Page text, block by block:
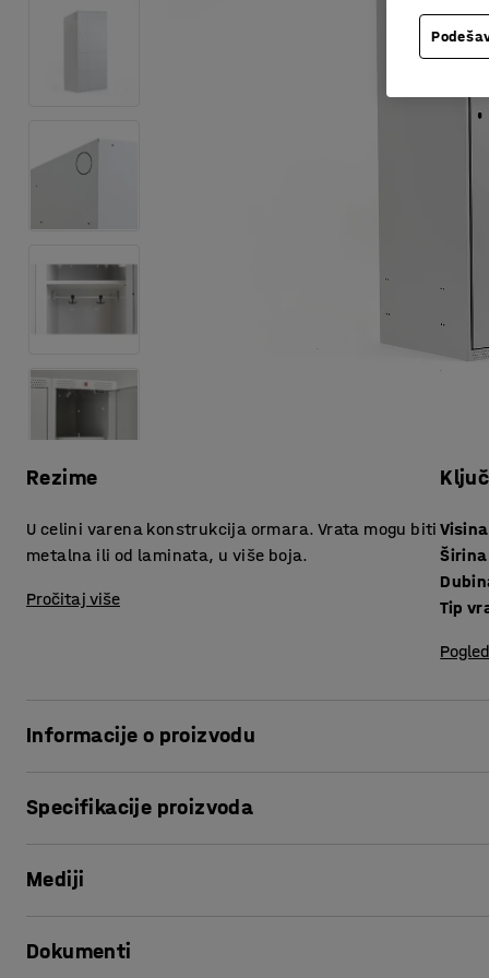
Rezime
U celini varena konstrukcija ormara. Vrata mogu biti
metalna ili od laminata, u više boja.
Pročitaj više
Visina
Širina
Tip
Informacije o proizvodu
Specifikacije proizvoda
Širina:
Debljina vrata
Mediji
Pogledaj proizvod u 3D
Dokumenti